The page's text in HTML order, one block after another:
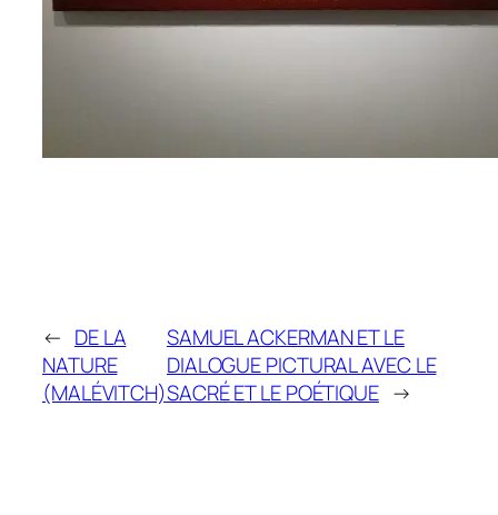
← DE LA
NATURE
(MALÉVITCH)
SAMUEL ACKERMAN ET LE
DIALOGUE PICTURAL AVEC LE
SACRÉ ET LE POÉTIQUE →